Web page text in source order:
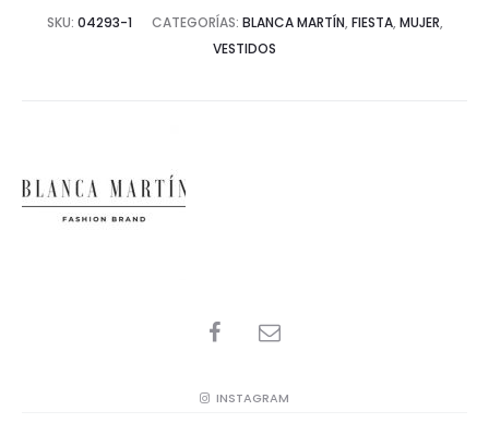
SKU: 04293-1 CATEGORÍAS: BLANCA MARTÍN, FIESTA, MUJER,
VESTIDOS
SHARE
INSTAGRAM